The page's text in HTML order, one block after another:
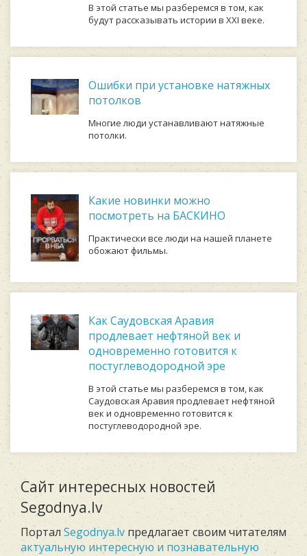
В этой статье мы разберемся в том, как
будут рассказывать истории в XXI веке.
Ошибки при установке натяжных
потолков
Многие люди устанавливают натяжные
потолки.
Какие новинки можно
посмотреть на БАСКИНО
Практически все люди на нашей планете
обожают фильмы.
Как Саудовская Аравия
продлевает нефтяной век и
одновременно готовится к
постуглеводородной эре
В этой статье мы разберемся в том, как
Саудовская Аравия продлевает нефтяной
век и одновременно готовится к
постуглеводородной эре.
Сайт интересных новостей
Segodnya.lv
Портал Segodnya.lv предлагает своим читателям
актуальную интересную и познавательную